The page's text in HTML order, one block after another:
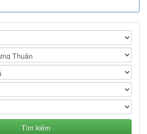
Tìm kiếm